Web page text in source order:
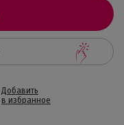
Добавить
в избранное